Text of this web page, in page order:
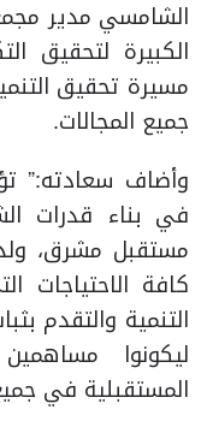
الشامسي مدير
الكبيرة لتحقيق
مسيرة تحقيق
جميع المجالات.
وأضاف سعادته:”
في بناء قدرات
مستقبل مشرق،
كافة
التنمية والتقدم
ليكونوا
المستقبلية في